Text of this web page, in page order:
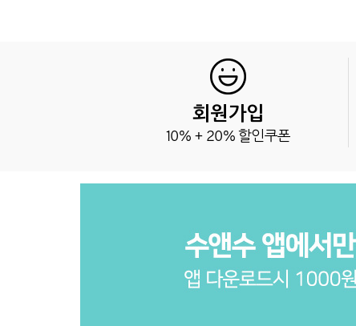
회원가입
10% + 20% 할인쿠폰